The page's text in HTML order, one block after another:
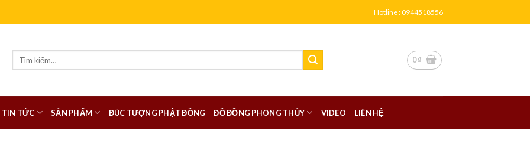
Hotline : 0944518556
0₫
TIN TỨC SẢN PHẨM ĐÚC TƯỢNG PHẬT ĐỒNG ĐỒ ĐỒNG PHONG THỦY VIDEO LIÊN HỆ